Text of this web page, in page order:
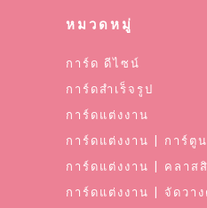
หมวดหมู่
การ์ด ดีไซน์
การ์ดสำเร็จรูป
การ์ดแต่งงาน
การ์ดแต่งงาน | การ์ตูน
การ์ดแต่งงาน | คลาส
การ์ดแต่งงาน | จัดวา